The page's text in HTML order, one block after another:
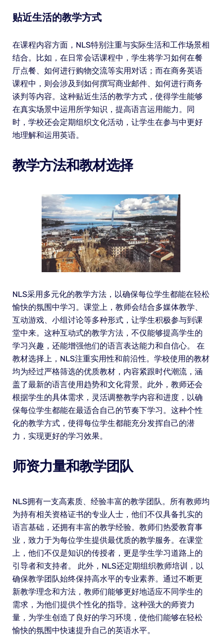
贴近生活的教学方式
在课程内容方面，NLS特别注重与实际生活和工作场景相
结合。比如，在日常会话课程中，学生将学习如何在餐
厅点餐、如何进行购物交流等实用对话；而在商务英语
课程中，则会涉及到如何撰写商业邮件、如何进行商务
谈判等内容。这种贴近生活的教学方式，使得学生能够
在真实场景中运用所学知识，提高语言运用能力。同
时，学校还会定期组织文化活动，让学生在参与中更好
地理解和运用英语。
教学方法和教材选择
NLS采用多元化的教学方法，以确保每位学生都能在轻松
愉快的氛围中学习。课堂上，教师会结合多媒体教学、
互动游戏、小组讨论等多种形式，让学生积极参与到课
堂中来。这种互动式的教学方法，不仅能够提高学生的
学习兴趣，还能增强他们的语言表达能力和自信心。 在
教材选择上，NLS注重实用性和前沿性。学校使用的教材
均为经过严格筛选的优质教材，内容紧跟时代潮流，涵
盖了最新的语言使用趋势和文化背景。此外，教师还会
根据学生的具体需求，灵活调整教学内容和进度，以确
保每位学生都能在最适合自己的节奏下学习。这种个性
化的教学方式，使得每位学生都能充分发挥自己的潜
力，实现更好的学习效果。
师资力量和教学团队
NLS拥有一支高素质、经验丰富的教学团队。所有教师均
为持有相关资格证书的专业人士，他们不仅具备扎实的
语言基础，还拥有丰富的教学经验。教师们热爱教育事
业，致力于为每位学生提供最优质的教学服务。在课堂
上，他们不仅是知识的传授者，更是学生学习道路上的
引导者和支持者。 此外，NLS还定期组织教师培训，以
确保教学团队始终保持高水平的专业素养。通过不断更
新教学理念和方法，教师们能够更好地适应不同学生的
需求，为他们提供个性化的指导。这种强大的师资力
量，为学生创造了良好的学习环境，使他们能够在轻松
愉快的氛围中快速提升自己的英语水平。